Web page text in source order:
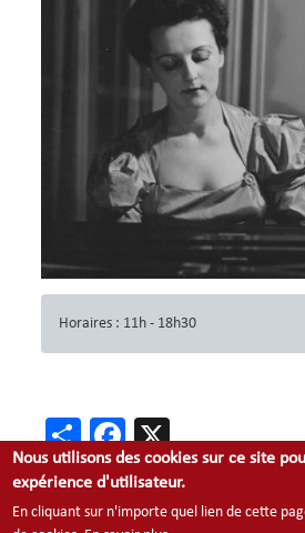
Horaires : 11h - 18h30
Nous utilisons des cookies sur ce site
expérience d'utilisateur.
En cliquant sur n'importe quel lien de cette